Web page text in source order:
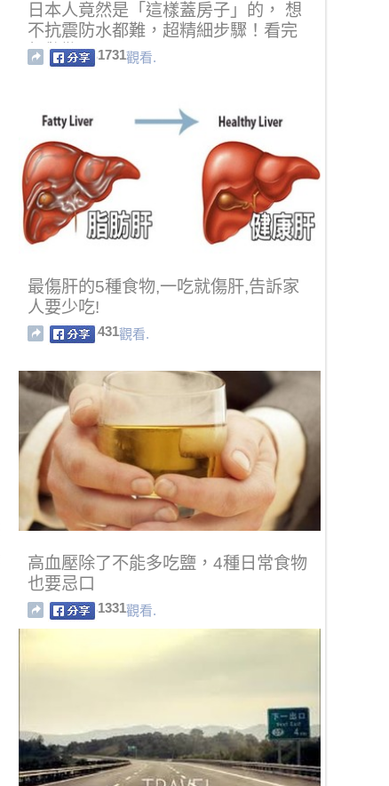
日本人竟然是「這樣蓋房子」的， 想
不抗震防水都難，超精細步驟！看完
超驚歎！！1731觀看.
最傷肝的5種食物,一吃就傷肝,告訴家
人要少吃!
431觀看.
高血壓除了不能多吃鹽，4種日常食物
也要忌口
1331觀看.